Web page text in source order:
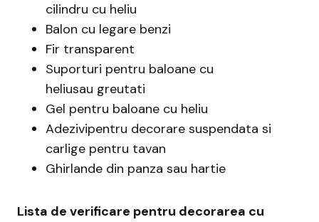
cilindru cu heliu
Balon cu legare benzi
Fir transparent
Suporturi pentru baloane cu
heliusau greutati
Gel pentru baloane cu heliu
Adezivipentru decorare suspendata si
carlige pentru tavan
Ghirlande din panza sau hartie
Lista de verificare pentru decorarea cu